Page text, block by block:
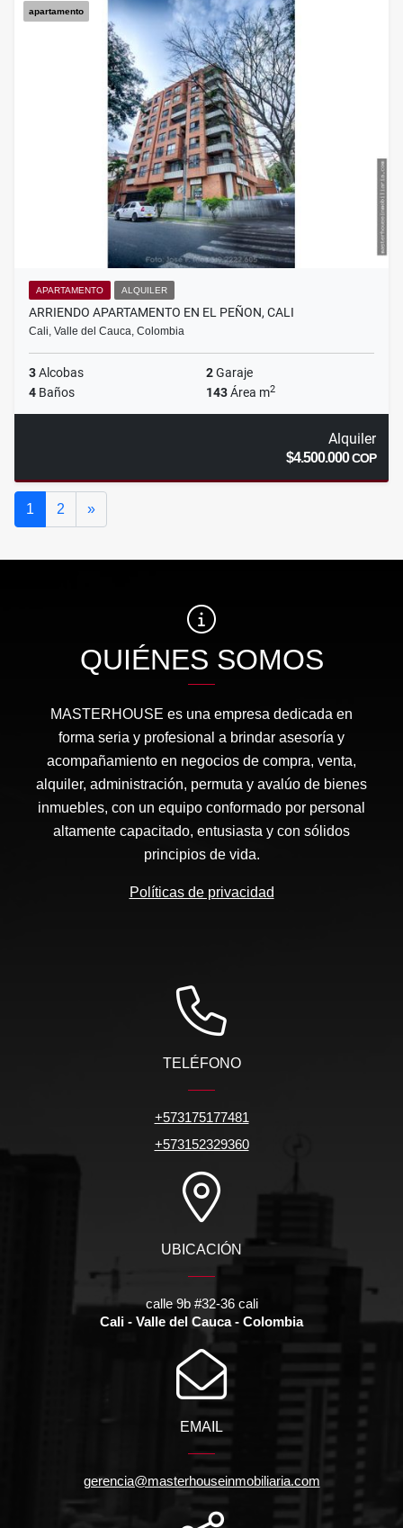
apartamento
APARTAMENTO ALQUILER
ARRIENDO APARTAMENTO EN EL PEÑON, CALI
Cali, Valle del Cauca, Colombia
3Alcobas 2Garaje
4 Baños 143Área m2
Alquiler
$4.500.000COP
1 2 »Siguiente
QUIÉNES SOMOS
MASTERHOUSE es una empresa dedicada en
forma seria y profesional a brindar asesoría y
acompañamiento en negocios de compra, venta,
alquiler, administración, permuta y avalúo de bienes
inmuebles, con un equipo conformado por personal
altamente capacitado, entusiasta y con sólidos
principios de vida.
Políticas de privacidad
TELÉFONO
+573175177481
+573152329360
UBICACIÓN
calle 9b #32-36 cali
Cali - Valle del Cauca - Colombia
EMAIL
gerencia@masterhouseinmobiliaria.com